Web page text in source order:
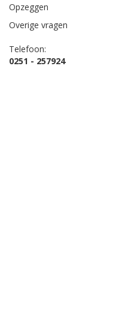
Opzeggen
Overige vragen
Telefoon:
0251 - 257924